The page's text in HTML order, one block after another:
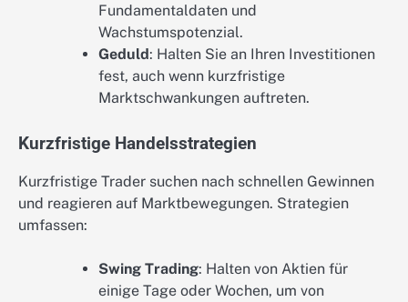
Fundamentaldaten und
Wachstumspotenzial.
Geduld: Halten Sie an Ihren Investitionen
fest, auch wenn kurzfristige
Marktschwankungen auftreten.
Kurzfristige Handelsstrategien
Kurzfristige Trader suchen nach schnellen Gewinnen
und reagieren auf Marktbewegungen. Strategien
umfassen:
Swing Trading: Halten von Aktien für
einige Tage oder Wochen, um von